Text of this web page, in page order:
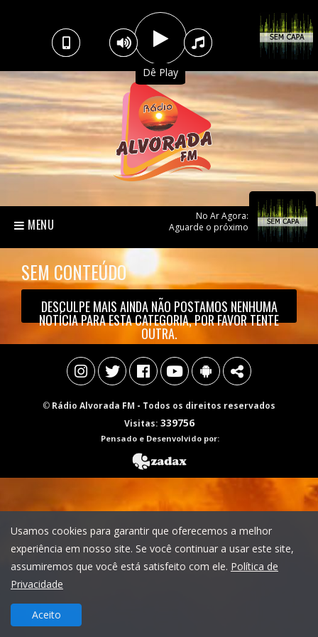
Dê Play
MENU
No Ar Agora:
Aguarde o próximo
SEM CONTEÚDO
DESCULPE MAIS AINDA NÃO POSTAMOS NENHUMA
NOTÍCIA PARA ESTA CATEGORIA, POR FAVOR TENTE
OUTRA.
© Rádio Alvorada FM - Todos os direitos reservados
Visitas: 339756
Pensado e Desenvolvido por:
Aceito
Usamos cookies para garantir que oferecemos a melhor
experiência em nosso site. Se você continuar a usar este site,
assumiremos que você está satisfeito com ele. Política de
Privacidade